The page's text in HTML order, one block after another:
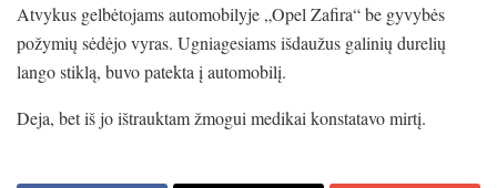
Atvykus gelbėtojams automobilyje „Opel Zafira“ be gyvybės
požymių sėdėjo vyras. Ugniagesiams išdaužus galinių durelių
lango stiklą, buvo patekta į automobilį.
Deja, bet iš jo ištrauktam žmogui medikai konstatavo mirtį.